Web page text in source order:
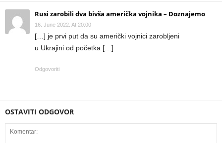
Rusi zarobili dva bivša američka vojnika – Doznajemo
16. June 2022. At 20:00
[…] je prvi put da su američki vojnici zarobljeni
u Ukrajini od početka […]
Odgovoriti
OSTAVITI ODGOVOR